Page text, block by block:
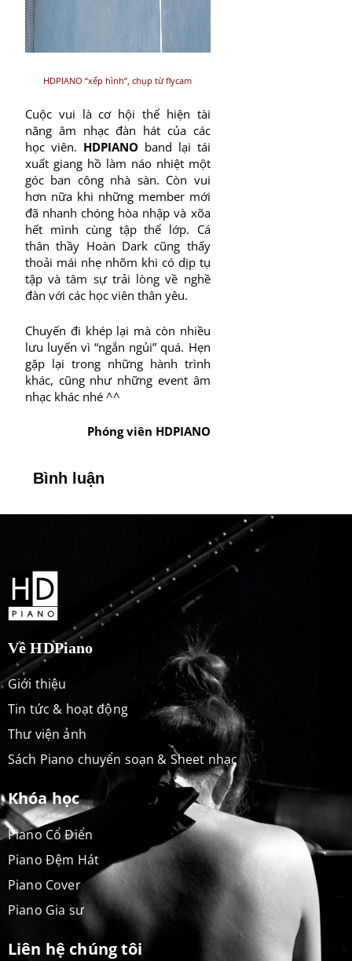
HDPIANO “xếp hình”, chụp từ flycam
Cuộc vui là cơ hội thể hiện tài
năng âm nhạc đàn hát của các
học viên. HDPIANO band lại tái
xuất giang hồ làm náo nhiệt một
góc ban công nhà sàn. Còn vui
hơn nữa khi những member mới
đã nhanh chóng hòa nhập và xõa
hết mình cùng tập thể lớp. Cá
thân thầy Hoàn Dark cũng thấy
thoải mái nhẹ nhõm khi có dịp tụ
tập và tâm sự trải lòng về nghề
đàn với các học viên thân yêu.
Chuyến đi khép lại mà còn nhiều
lưu luyến vì “ngắn ngủi” quá. Hẹn
gặp lại trong những hành trình
khác, cũng như những event âm
nhạc khác nhé ^^
Phóng viên HDPIANO
Bình luận
Về HDPiano
Giới thiệu
Tin tức & hoạt động
Thư viện ảnh
Sách Piano chuyển soạn & Sheet nhạc
Khóa học
Piano Cổ Điển
Piano Đệm Hát
Piano Cover
Piano Gia sư
Liên hệ chúng tôi